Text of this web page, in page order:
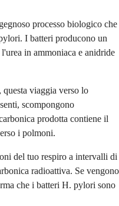
processo biologico che
I batteri producono un
in ammoniaca e anidride
viaggia verso lo
scompongono
prodotta contiene il
i polmoni.
del tuo respiro a intervalli di
radioattiva. Se vengono
che i batteri H. pylori sono